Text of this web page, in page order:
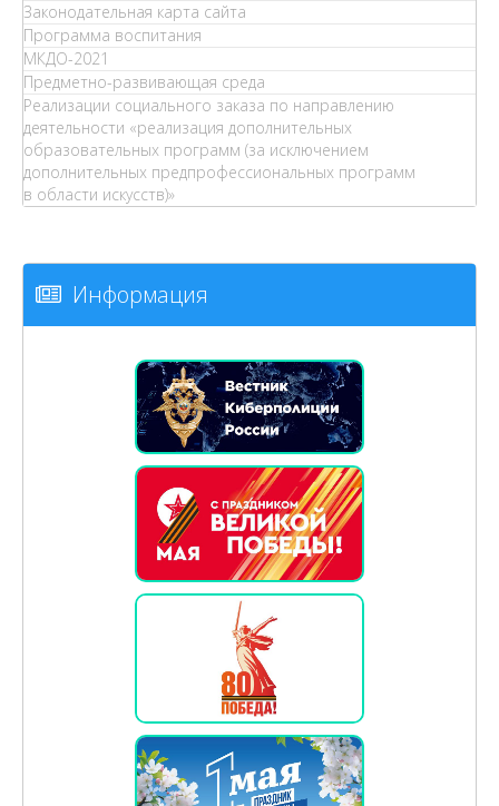
Законодательная карта сайта
Программа воспитания
МКДО-2021
Предметно-развивающая среда
Реализации социального заказа по направлению
деятельности «реализация дополнительных
образовательных программ (за исключением
дополнительных предпрофессиональных программ
в области искусств)»
Информация